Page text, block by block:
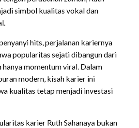
simbol kualitas vokal dan
hits, perjalanan kariernya
popularitas sejati dibangun dari
momentum viral. Dalam
modern, kisah karier ini
kualitas tetap menjadi investasi
karier Ruth Sahanaya bukan